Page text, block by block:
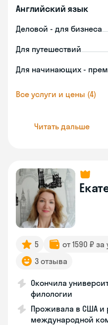
Английский язык
Деловой - для бизнеса
Для путешествий
Для начинающих -
Все услуги и цены (4)
Читать дальше
5 от 1590 ₽ за
3 отзыва
Окончила
филологии
Проживала в США и
международной